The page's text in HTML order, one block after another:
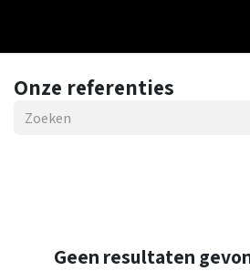
Onze referenties
Geen resultaten